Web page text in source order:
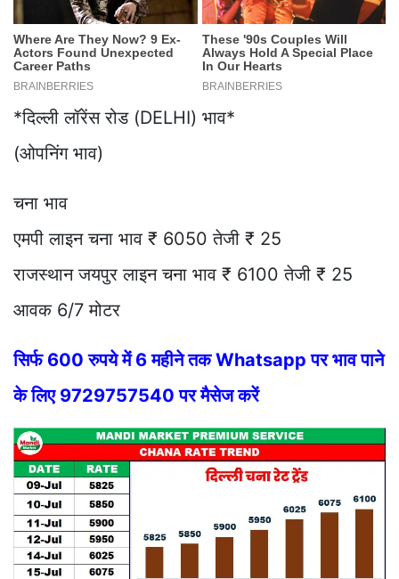
*दिल्ली लॉरेंस रोड (DELHI) भाव*
(ओपनिंग भाव)
चना भाव
एमपी लाइन चना भाव ₹ 6050 तेजी ₹ 25
राजस्थान जयपुर लाइन चना भाव ₹ 6100 तेजी ₹ 25
आवक 6/7 मोटर
सिर्फ 600 रुपये में 6 महीने तक Whatsapp पर भाव पाने
के लिए 9729757540 पर मैसेज करें